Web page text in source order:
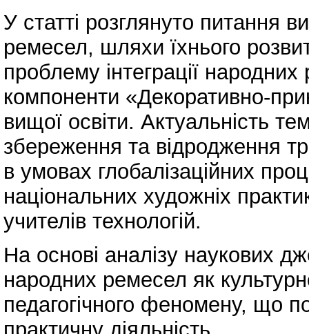
У статті розглянуто питання
ремесел, шляхи їхнього
проблему інтеграції народних
компоненти «Декоративно-
вищої освіти. Актуальність
збереження та відродження
в умовах глобалізаційних
національних художніх
учителів технологій.
На основі аналізу наукових
народних ремесел як
педагогічного феномену, що